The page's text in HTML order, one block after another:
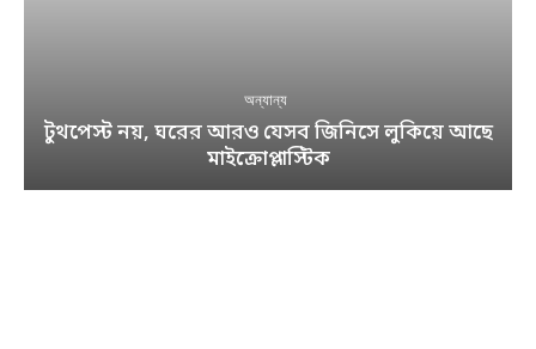
অন্যান্য
টুথপেস্ট নয়, ঘরের আরও যেসব জিনিসে লুকিয়ে আছে
মাইক্রোপ্লাস্টিক